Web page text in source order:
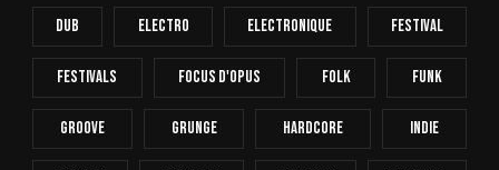
Dub Electro Electronique FESTIVAL
Festivals Focus D'Opus Folk Funk
Groove Grunge Hardcore INDIE